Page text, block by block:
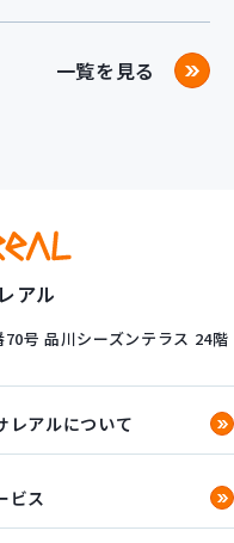
一覧を見る
アル
号 品川シーズンテラス 24階
レアルについて
ビス